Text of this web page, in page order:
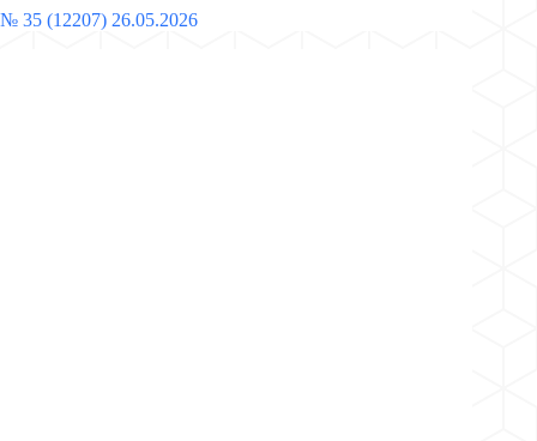
№ 35 (12207) 26.05.2026